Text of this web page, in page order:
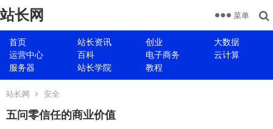
站长网
首页 站长资讯 创业
大数据
运营中心
百科 电子商务
云计算
服务器
站长学院 教程
菜单
站长网 安全
五问零信任的商业价值